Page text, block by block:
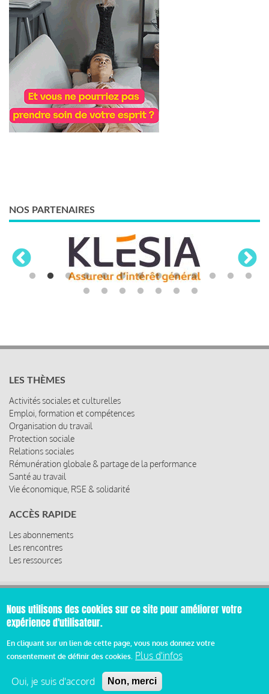
NOS PARTENAIRES
LES THÈMES
Activités sociales et culturelles
Emploi, formation et compétences
Organisation du travail
Protection sociale
Relations sociales
Rémunération globale & partage de la performance
Santé au travail
Vie économique, RSE & solidarité
ACCÈS RAPIDE
Les abonnements
Les rencontres
Les ressources
© 2019 Miroir Social - Réalisé parCafffeine
Pied
de
Mentions légales et condition générale d’utilisation et
d’abonnement
Nous utilisons des cookies sur ce site pour améliorer votre
expérience d'utilisateur.
En cliquant sur un lien de cette page, vous nous donnez votre
consentement de définir des cookies. Plus d'infos
Oui, je suis d'accord Non, merci